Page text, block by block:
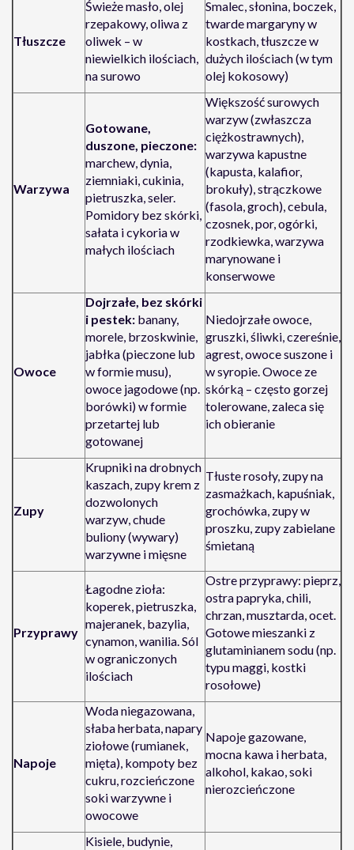
Tłuszcze
Świeże masło, olej
rzepakowy, oliwa z
oliwek – w
niewielkich ilościach,
na surowo
Smalec, słonina, boczek,
twarde margaryny w
kostkach, tłuszcze w
dużych ilościach (w tym
olej kokosowy)
Warzywa
Gotowane,
duszone, pieczone:
marchew, dynia,
ziemniaki, cukinia,
pietruszka, seler.
Pomidory bez skórki,
sałata i cykoria w
małych ilościach
Większość surowych
warzyw (zwłaszcza
ciężkostrawnych),
warzywa kapustne
(kapusta, kalafior,
brokuły), strączkowe
(fasola, groch), cebula,
czosnek, por, ogórki,
rzodkiewka, warzywa
marynowane i
konserwowe
Owoce
Dojrzałe, bez skórki
i pestek: banany,
morele, brzoskwinie,
jabłka (pieczone lub
w formie musu),
owoce jagodowe (np.
borówki) w formie
przetartej lub
gotowanej
Niedojrzałe owoce,
gruszki, śliwki, czereśnie,
agrest, owoce suszone i
w syropie. Owoce ze
skórką – często gorzej
tolerowane, zaleca się
ich obieranie
Zupy
Krupniki na drobnych
kaszach, zupy krem z
dozwolonych
warzyw, chude
buliony (wywary)
warzywne i mięsne
Tłuste rosoły, zupy na
zasmażkach, kapuśniak,
grochówka, zupy w
proszku, zupy zabielane
śmietaną
Przyprawy
Łagodne zioła:
koperek, pietruszka,
majeranek, bazylia,
cynamon, wanilia. Sól
w ograniczonych
ilościach
Ostre przyprawy: pieprz,
ostra papryka, chili,
chrzan, musztarda, ocet.
Gotowe mieszanki z
glutaminianem sodu (np.
typu maggi, kostki
rosołowe)
Napoje
Woda niegazowana,
słaba herbata, napary
ziołowe (rumianek,
mięta), kompoty bez
cukru, rozcieńczone
soki warzywne i
owocowe
Napoje gazowane,
mocna kawa i herbata,
alkohol, kakao, soki
nierozcieńczone
Kisiele, budynie,